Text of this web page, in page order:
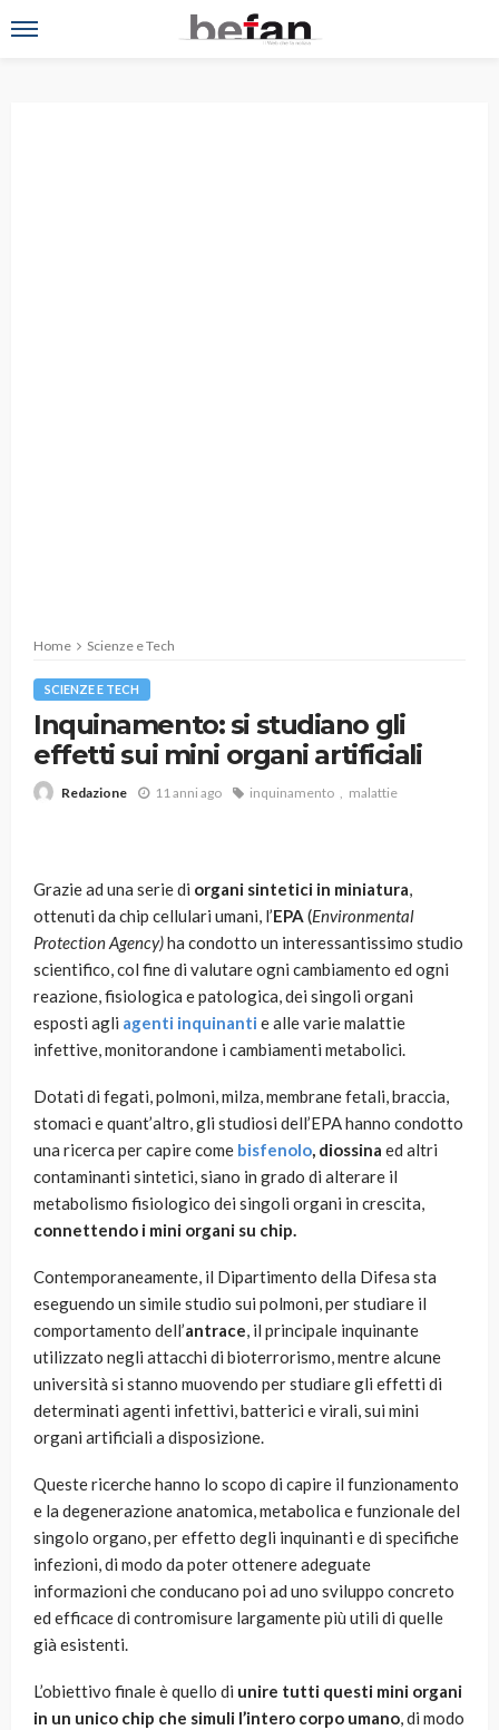
Home Scienze e Tech
SCIENZE E TECH
Inquinamento: si studiano gli
effetti sui mini organi artificiali
Redazione 11 anni ago inquinamento malattie
Grazie ad una serie di organi sintetici in miniatura,
ottenuti da chip cellulari umani, l’EPA (Environmental
Protection Agency)ha condotto un interessantissimo studio
scientifico, col fine di valutare ogni cambiamento ed ogni
reazione, fisiologica e patologica, dei singoli organi
esposti agli agenti inquinanti e alle varie malattie
infettive, monitorandone i cambiamenti metabolici.
Dotati di fegati, polmoni, milza, membrane fetali, braccia,
stomaci e quant’altro, gli studiosi dell’EPA hanno condotto
una ricerca per capire come bisfenolo, diossina ed altri
contaminanti sintetici, siano in grado di alterare il
metabolismo fisiologico dei singoli organi in crescita,
connettendo i mini organi su chip.
Contemporaneamente, il Dipartimento della Difesa sta
eseguendo un simile studio sui polmoni, per studiare il
comportamento dell’antrace, il principale inquinante
utilizzato negli attacchi di bioterrorismo, mentre alcune
università si stanno muovendo per studiare gli effetti di
determinati agenti infettivi, batterici e virali, sui mini
organi artificiali a disposizione.
Queste ricerche hanno lo scopo di capire il funzionamento
e la degenerazione anatomica, metabolica e funzionale del
singolo organo, per effetto degli inquinanti e di specifiche
infezioni, di modo da poter ottenere adeguate
informazioni che conducano poi ad uno sviluppo concreto
ed efficace di contromisure largamente più utili di quelle
già esistenti.
L’obiettivo finale è quello di unire tutti questi mini organi
in un unico chip che simuli l’intero corpo umano, di modo